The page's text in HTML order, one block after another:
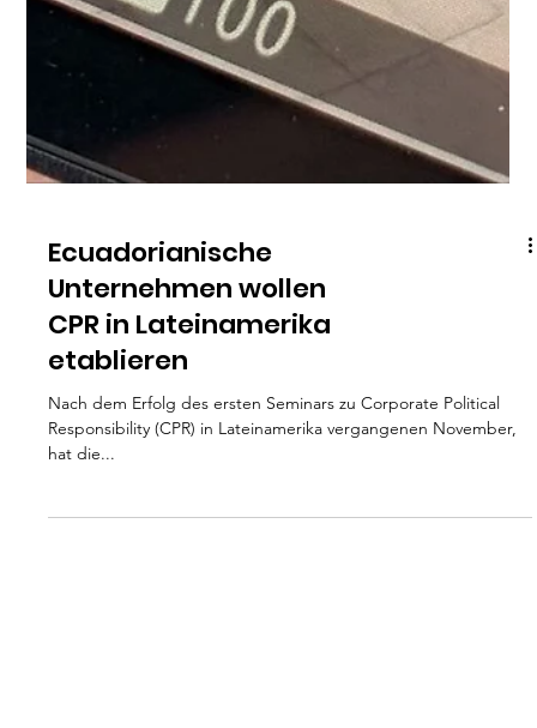
Ecuadorianische
Unternehmen wollen
CPR in Lateinamerika